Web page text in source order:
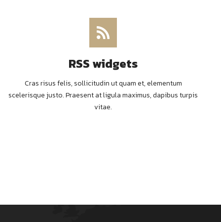
RSS widgets
Cras risus felis, sollicitudin ut quam et, elementum
scelerisque justo. Praesent at ligula maximus, dapibus turpis
vitae.